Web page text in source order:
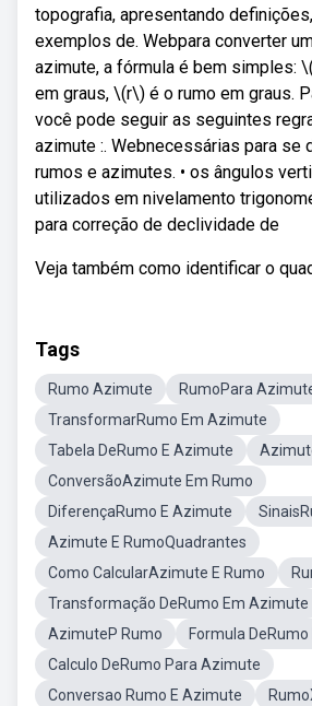
topografia, apresentando
exemplos de. Webpara converter
azimute, a fórmula é bem simples:
em graus, \(r\) é o rumo em graus.
você pode seguir as seguintes
azimute :. Webnecessárias para se
rumos e azimutes. • os ângulos
utilizados em nivelamento
para correção de declividade de
Veja também como identificar o
Tags
Rumo Azimute
RumoPara
TransformarRumo Em Azimute
Tabela DeRumo E Azimute
ConversãoAzimute Em Rumo
DiferençaRumo E Azimute
Azimute E RumoQuadrantes
Como CalcularAzimute E Rumo
Transformação DeRumo Em Azimute
AzimuteP Rumo
Formula
Calculo DeRumo Para Azimute
Conversao Rumo E Azimute